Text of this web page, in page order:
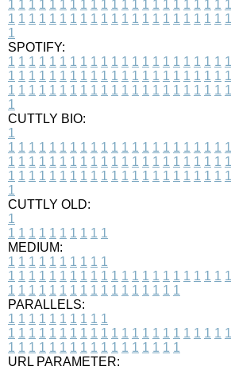
1 1 1 1 1 1 1 1 1 1 1 1 1 1 1 1 1 1 1 1 1 1
1 1 1 1 1 1 1 1 1 1 1 1 1 1 1 1 1 1 1 1 1 1
1
SPOTIFY:
1 1 1 1 1 1 1 1 1 1 1 1 1 1 1 1 1 1 1 1 1 1
1 1 1 1 1 1 1 1 1 1 1 1 1 1 1 1 1 1 1 1 1 1
1 1 1 1 1 1 1 1 1 1 1 1 1 1 1 1 1 1 1 1 1 1
1
CUTTLY BIO:
1
1 1 1 1 1 1 1 1 1 1 1 1 1 1 1 1 1 1 1 1 1 1
1 1 1 1 1 1 1 1 1 1 1 1 1 1 1 1 1 1 1 1 1 1
1 1 1 1 1 1 1 1 1 1 1 1 1 1 1 1 1 1 1 1 1 1
1
CUTTLY OLD:
1
1 1 1 1 1 1 1 1 1 1
MEDIUM:
1 1 1 1 1 1 1 1 1 1
1 1 1 1 1 1 1 1 1 1 1 1 1 1 1 1 1 1 1 1 1 1
1 1 1 1 1 1 1 1 1 1 1 1 1 1 1 1 1
PARALLELS:
1 1 1 1 1 1 1 1 1 1
1 1 1 1 1 1 1 1 1 1 1 1 1 1 1 1 1 1 1 1 1 1
1 1 1 1 1 1 1 1 1 1 1 1 1 1 1 1 1
URL PARAMETER: